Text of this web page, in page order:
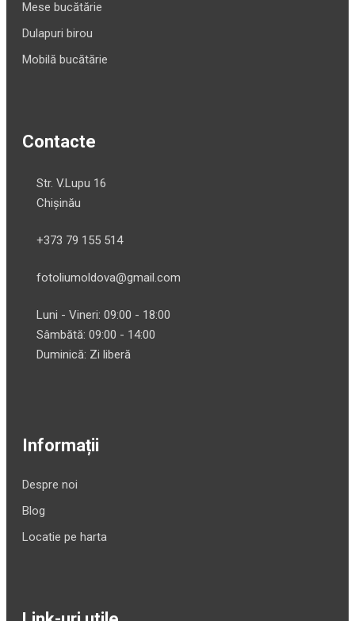
Mese bucătărie
Dulapuri birou
Mobilă bucătărie
Contacte
Str. V.Lupu 16
Chișinău
+373 79 155 514
fotoliumoldova@gmail.com
Luni - Vineri: 09:00 - 18:00
Sâmbătă: 09:00 - 14:00
Duminică: Zi liberă
Informații
Despre noi
Blog
Locatie pe harta